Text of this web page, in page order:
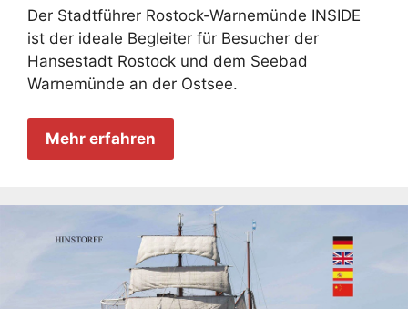
Der Stadtführer Rostock-Warnemünde INSIDE
ist der ideale Begleiter für Besucher der
Hansestadt Rostock und dem Seebad
Warnemünde an der Ostsee.
Mehr erfahren